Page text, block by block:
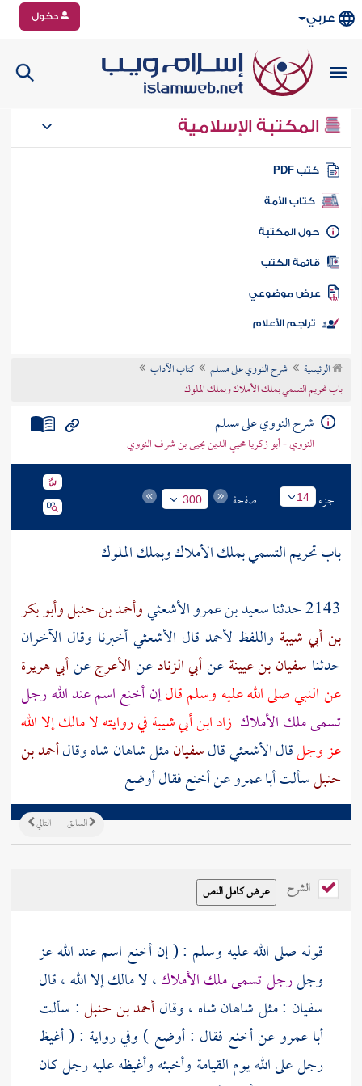
عربي دخول
المكتبة الإسلامية
كتب PDF
كتاب الأمة
المكتبة
الكتب
موضوعي
تراجم الأعلام
الرئيسية شرح النووي على مسلم
كتاب الآداب
باب تحريم التسمي بملك الأملاك وبملك الملوك
شرح النووي على مسلم
النووي - أبو زكريا محيي الدين يحيى بن شرف النووي
جزء 14 صفحة 300
باب تحريم التسمي بملك الأملاك وبملك الملوك
2143 حدثنا
سعيد بن عمرو الأشعثيوأحمد بن حنبلوأبو بكر
بن أبي شيبة واللفظ لأحمد قال الأشعثيأخبرنا وقال الآخران
حدثنا سفيان بن عيينةعنأبي الزنادعنالأعرجعنأبي هريرة
عن النبي صلى الله عليه وسلم قالإن أخنع اسم عند الله رجل
تسمى ملك الأملاك زادابن أبي شيبةفي روايته لا مالك إلا الله
عز وجلقالالأشعثيقالسفيانمثل شاهان شاه وقالأحمد بن
حنبلسألتأبا عمروعن أخنع فقال أوضع
التالي السابق
الشرح
قوله صلى الله عليه وسلم : ( إن أخنع اسم عند الله عز
وجلرجل تسمى ملك الأملاك، لا مالك إلا الله ، قال
سفيان : مثل شاهان شاه ، وقالأحمد بن حنبل: سألت
أبا عمروعن أخنع فقال : أوضع ) وفي رواية : ( أغيظ
رجل على الله يوم القيامة وأخبثه وأغيظه عليه رجل كان